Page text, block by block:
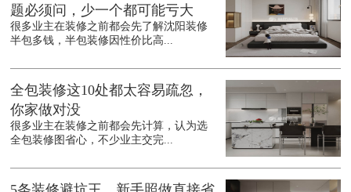
题必须问，少一个都可能亏大
很多业主在装修之前都会先了解沈阳装修
半包多钱，半包装修因性价比高...
全包装修这10处都太容易疏忽，
你家做对没
很多业主在装修之前都会先计算，认为选
全包装修图省心，不少业主交完...